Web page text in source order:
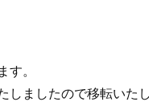
。
ましたので移転いたし